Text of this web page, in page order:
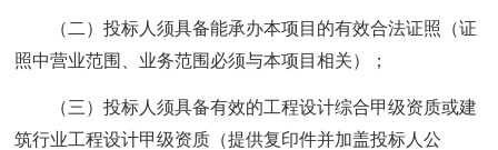
（二）投标人须具备能承办本项目的有效合法证照（证
照中营业范围、业务范围必须与本项目相关）；
（三）投标人须具备有效的工程设计综合甲级资质或建
筑行业工程设计甲级资质（提供复印件并加盖投标人公